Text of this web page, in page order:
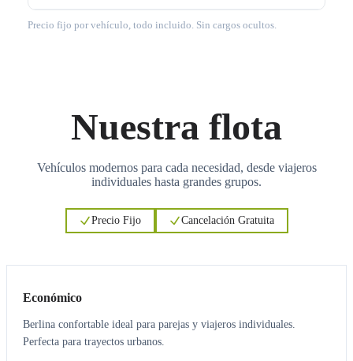
Precio fijo por vehículo, todo incluido. Sin cargos ocultos.
Nuestra flota
Vehículos modernos para cada necesidad, desde viajeros
individuales hasta grandes grupos.
Precio Fijo Cancelación Gratuita
Económico
Berlina confortable ideal para parejas y viajeros individuales.
Perfecta para trayectos urbanos.